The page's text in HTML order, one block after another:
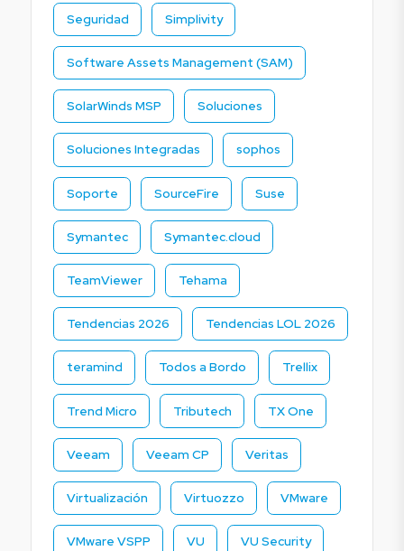
Seguridad Simplivity
Software Assets Management (SAM)
SolarWinds MSP Soluciones
Soluciones Integradas sophos
Soporte SourceFire Suse
Symantec Symantec.cloud
TeamViewer Tehama
Tendencias 2026 Tendencias LOL 2026
teramind Todos a Bordo Trellix
Trend Micro Tributech TX One
Veeam Veeam CP Veritas
Virtualización Virtuozzo VMware
VMware VSPP VU VU Security